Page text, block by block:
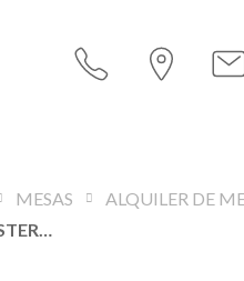
MESAS
MESA BAJA CHESTERFIELD BLANCA 44 X 44 CM H 42 CM